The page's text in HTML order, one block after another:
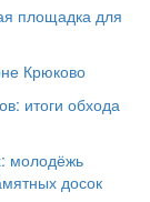
площадка для
Крюково
итоги обхода
молодёжь
досок